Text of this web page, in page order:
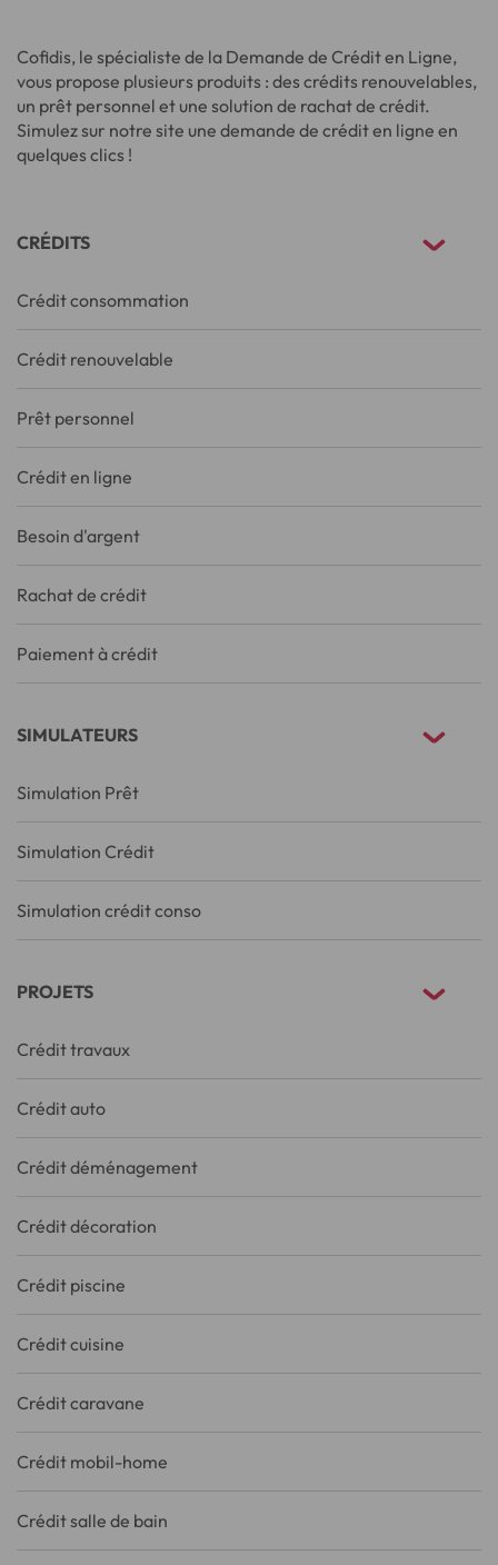
Cofidis, le spécialiste de la Demande de Crédit en Ligne,
vous propose plusieurs produits : des crédits renouvelables,
un prêt personnel et une solution de rachat de crédit.
Simulez sur notre site une demande de crédit en ligne en
quelques clics !
CRÉDITS
Crédit consommation
Crédit renouvelable
Prêt personnel
Crédit en ligne
Besoin d'argent
Rachat de crédit
Paiement à crédit
SIMULATEURS
Simulation Prêt
Simulation Crédit
Simulation crédit conso
PROJETS
Crédit travaux
Crédit auto
Crédit déménagement
Crédit décoration
Crédit piscine
Crédit cuisine
Crédit caravane
Crédit mobil-home
Crédit salle de bain